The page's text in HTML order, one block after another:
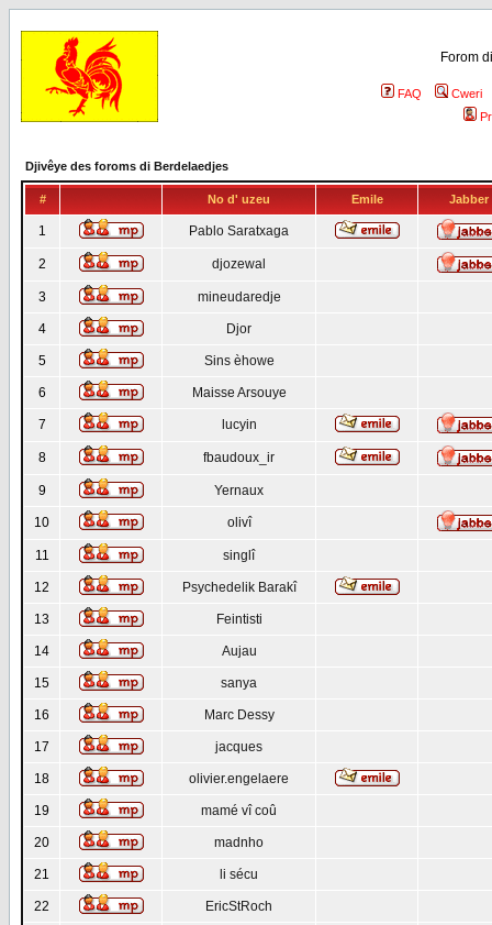
Forom
FAQ
Cweri
Djivêye des foroms di Berdelaedjes
# No d' uzeu Emile Jabber
1 Pablo Saratxaga
2 djozewal
3 mineudaredje
4 Djor
5 Sins èhowe
6 Maisse Arsouye
7 lucyin
8 fbaudoux_ir
9 Yernaux
10 olivî
11 singlî
12 Psychedelik Barakî
13 Feintisti
14 Aujau
15 sanya
16 Marc Dessy
17 jacques
18 olivier.engelaere
19 mamé vî coû
20 madnho
21 li sécu
22 EricStRoch